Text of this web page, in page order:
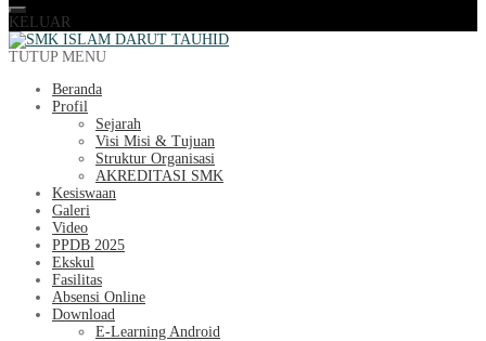
KELUAR
TUTUP MENU
Beranda
Profil
Sejarah
Visi Misi & Tujuan
Struktur Organisasi
AKREDITASI SMK
Kesiswaan
Galeri
Video
PPDB 2025
Ekskul
Fasilitas
Absensi Online
Download
E-Learning Android